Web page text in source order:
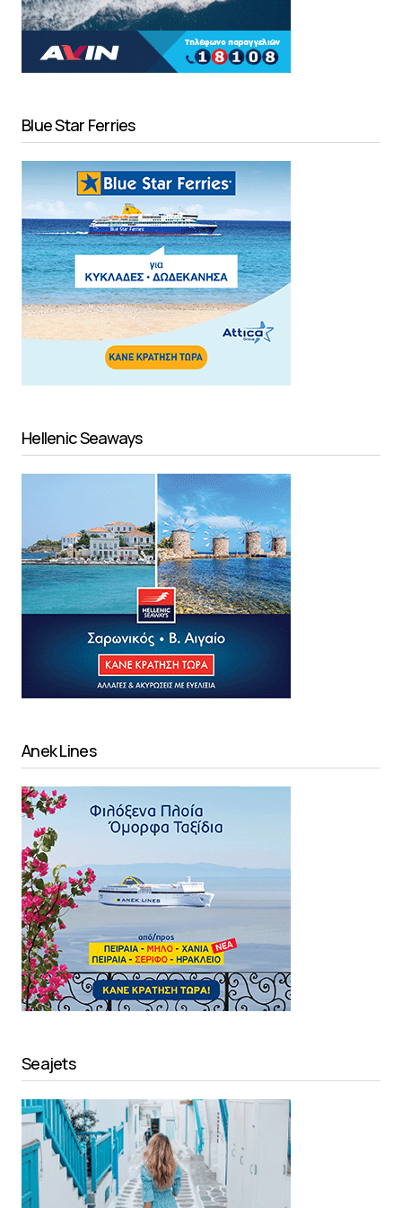
Blue Star Ferries
Hellenic Seaways
Anek Lines
Seajets